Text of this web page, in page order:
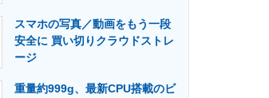
スマホの写真／動画をもう一段
安全に 買い切りクラウドストレ
ージ
重量約999g、最新CPU搭載のビ